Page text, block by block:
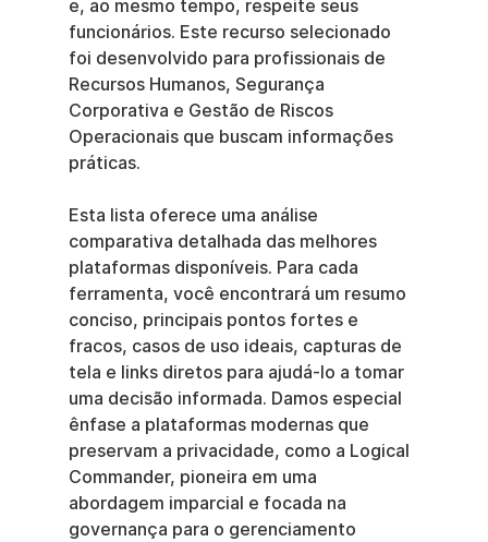
e, ao mesmo tempo, respeite seus
funcionários. Este recurso selecionado
foi desenvolvido para profissionais de
Recursos Humanos, Segurança
Corporativa e Gestão de Riscos
Operacionais que buscam informações
práticas.
Esta lista oferece uma análise
comparativa detalhada das melhores
plataformas disponíveis. Para cada
ferramenta, você encontrará um resumo
conciso, principais pontos fortes e
fracos, casos de uso ideais, capturas de
tela e links diretos para ajudá-lo a tomar
uma decisão informada. Damos especial
ênfase a plataformas modernas que
preservam a privacidade, como a Logical
Commander, pioneira em uma
abordagem imparcial e focada na
governança para o gerenciamento